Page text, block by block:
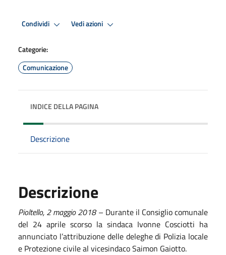
Condividi Vedi azioni
Categorie:
Comunicazione
INDICE DELLA PAGINA
Descrizione
Descrizione
Pioltello, 2 maggio2018– Durante il Consiglio comunale
del 24 aprile scorso la sindaca Ivonne Cosciotti ha
annunciato l’attribuzione delle deleghe di Polizia locale
e Protezione civile al vicesindaco Saimon Gaiotto.